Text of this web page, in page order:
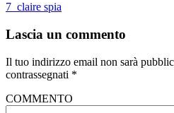
7_claire spia
Lascia un commento
Il tuo indirizzo email non sarà
contrassegnati *
COMMENTO